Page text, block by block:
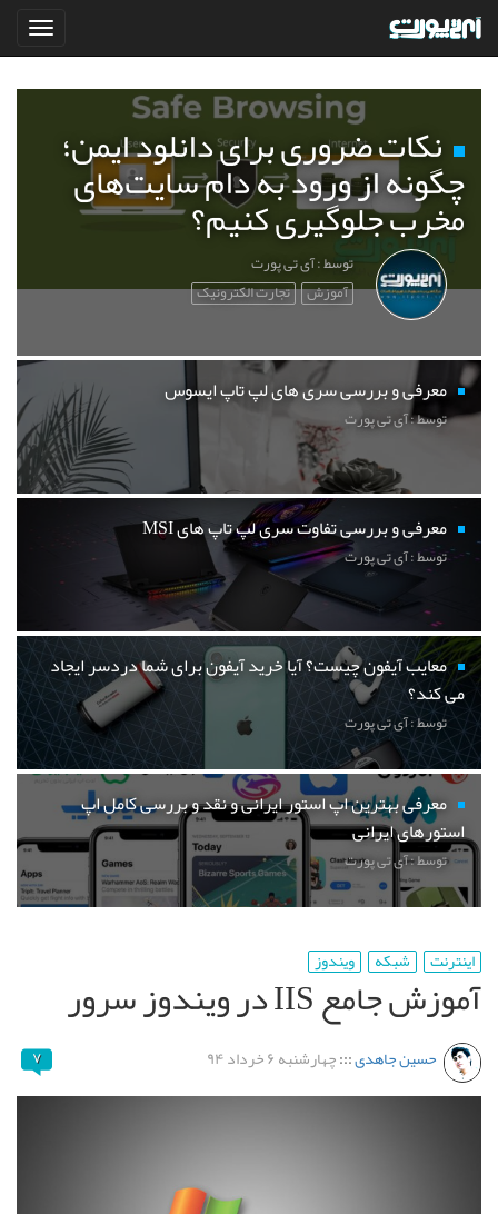
نکات ضروری برای دانلود ایمن؛
چگونه از ورود به دام سایت‌های
مخرب جلوگیری کنیم؟
توسط : آی تی پورت
آموزش تجارت الکترونیک
معرفی و بررسی سری های لپ تاپ ایسوس
توسط : آی تی پورت
معرفی و بررسی تفاوت سری لپ تاپ های MSI
توسط : آی تی پورت
معایب آیفون چیست؟ آیا خرید آیفون برای شما دردسر ایجاد
می کند؟
توسط : آی تی پورت
معرفی بهترین اپ استور ایرانی و نقد و بررسی کامل اپ
استورهای ایرانی
توسط : آی تی پورت
اینترنت شبکه ویندوز
آموزش جامع IIS در ویندوز سرور
حسین جاهدی:::چهارشنبه ۶ خرداد ۹۴ ۷